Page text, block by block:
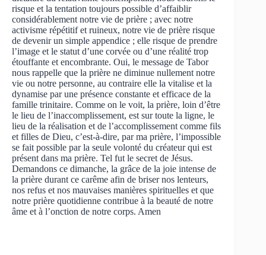
risque et la tentation toujours possible d’affaiblir
considérablement notre vie de prière ; avec notre
activisme répétitif et ruineux, notre vie de prière risque
de devenir un simple appendice ; elle risque de prendre
l’image et le statut d’une corvée ou d’une réalité trop
étouffante et encombrante. Oui, le message de Tabor
nous rappelle que la prière ne diminue nullement notre
vie ou notre personne, au contraire elle la vitalise et la
dynamise par une présence constante et efficace de la
famille trinitaire. Comme on le voit, la prière, loin d’être
le lieu de l’inaccomplissement, est sur toute la ligne, le
lieu de la réalisation et de l’accomplissement comme fils
et filles de Dieu, c’est-à-dire, par ma prière, l’impossible
se fait possible par la seule volonté du créateur qui est
présent dans ma prière. Tel fut le secret de Jésus.
Demandons ce dimanche, la grâce de la joie intense de
la prière durant ce carême afin de briser nos lenteurs,
nos refus et nos mauvaises manières spirituelles et que
notre prière quotidienne contribue à la beauté de notre
âme et à l’onction de notre corps. Amen